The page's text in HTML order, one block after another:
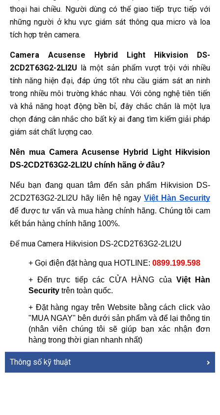
thoại hai chiều. Người dùng có thể giao tiếp trực tiếp với
những người ở khu vực giám sát thông qua micro và loa
tích hợp trên camera.
Camera Acusense Hybrid Light Hikvision DS-
2CD2T63G2-2LI2U là một sản phẩm vượt trội với nhiều
tính năng hiện đại, đáp ứng tốt nhu cầu giám sát an ninh
trong nhiều môi trường khác nhau. Với công nghệ tiên tiến
và khả năng hoạt động bền bỉ, đây chắc chắn là một lựa
chọn đáng cân nhắc cho bất kỳ ai đang tìm kiếm giải pháp
giám sát chất lượng cao.
Nên mua Camera Acusense Hybrid Light Hikvision
DS-2CD2T63G2-2LI2U chính hãng ở đâu?
Nếu bạn đang quan tâm đến sản phẩm Hikvision DS-
2CD2T63G2-2LI2U hãy liên hệ ngay Việt Hàn Security
để được tư vấn và mua hàng chính hãng. Chúng tôi cam
kết bán hàng chính hãng 100%.
Để mua Camera Hikvision DS-2CD2T63G2-2LI2U
+ Gọi điện đặt hàng qua HOTLINE: 0899.199.598
+ Đến trực tiếp các CỬA HÀNG của Việt Hàn
Security trên toàn quốc.
+ Đặt hàng ngay trên Website bằng cách click vào
"MUA NGAY" bên dưới sản phẩm và để lại thông tin
(nhân viên chúng tôi sẽ giúp bạn xác nhận đơn
hàng trong thời gian nhanh nhất)
Thông số kỹ thuật